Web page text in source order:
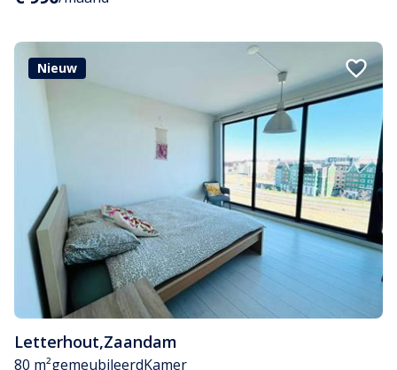
Nieuw
Letterhout,Zaandam
80 m²gemeubileerdKamer